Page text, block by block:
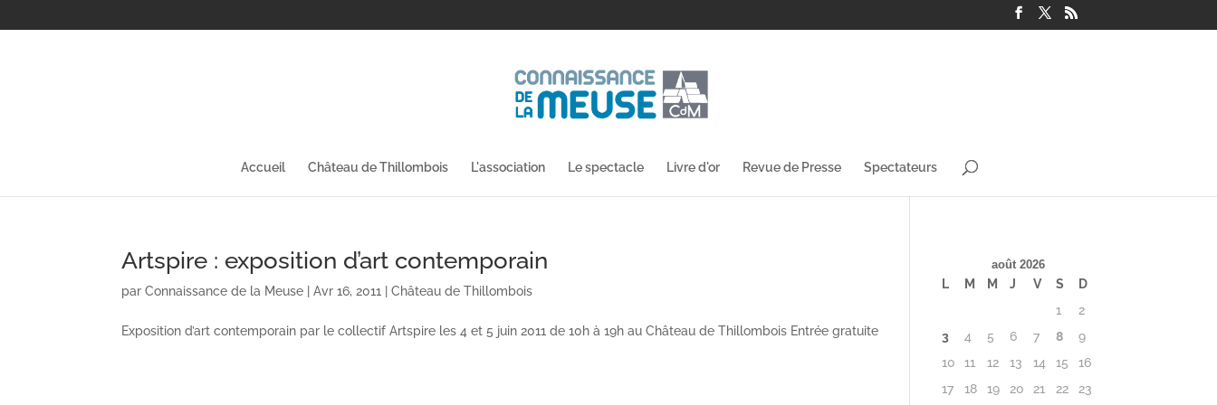
Accueil Château de Thillombois L'association Le spectacle Livre d'or Revue de Presse Spectateurs
Artspire : exposition d’art contemporain
parConnaissance de la Meuse |Avr 16, 2011 |Château de Thillombois
Exposition d’art contemporain par le collectif Artspire les 4 et 5 juin 2011 de 10h à 19h au Château de Thillombois Entrée gratuite
août 2026
L M M J V S
D
1
2
3
4 5 6 7 8
9
10
11 12 13 14 15
16
17
18 19 20 21 22
23